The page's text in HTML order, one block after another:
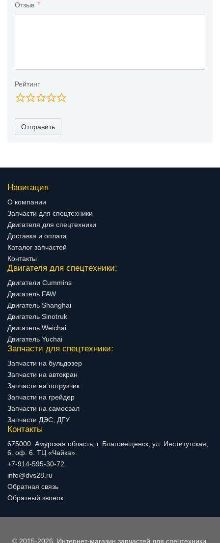
Отзыв
Рейтинг
Отправить
Навигация
О компании
Запчасти для спецтехники
Двигателя для спецтехники
Доставка и оплата
Каталог запчастей
Контакты
Двигателя для спецтехники:
Двигатели Cummins
Двигатель FAW
Двигатель Shanghai
Двигатель Sinotruk
Двигатель Weichai
Двигатель Yuchai
Запчасти для спецтехники:
Запчасти на бульдозер
Запчасти на автокран
Запчасти на погрузчик
Запчасти на грейдер
Запчасти на самосвал
Запчасти ДЭС, ДГУ
Контакты
675000. Амурская область, г. Благовещенск, ул. Институтская,
6. оф. 6. ТЦ «Чайка».
+7-914-595-30-72
info@dvs28.ru
Обратная связь
Обратный звонок
© 2015-2026, Интернет-магазин запчастей для спецтехники.